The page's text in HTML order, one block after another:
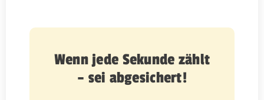
Wenn jede Sekunde zählt
– sei abgesichert!